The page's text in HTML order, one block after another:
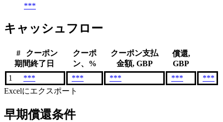
***
キャッシュフロー
#
クーポン
期間終了日
クーポ
ン、%
クーポン支払
金額, GBP
償還,
GBP
1
*** *** *** ***
***
Excelにエクスポート
早期償還条件